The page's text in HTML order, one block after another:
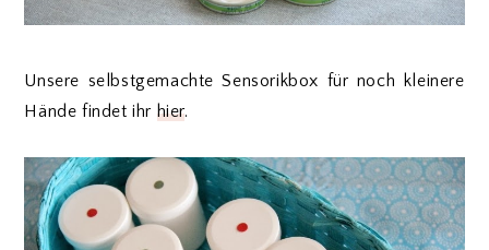
Unsere selbstgemachte Sensorikbox für noch kleinere
Hände findet ihr hier.